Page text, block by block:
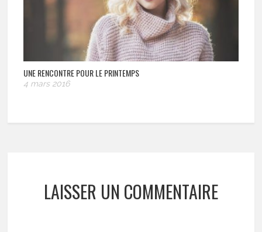
UNE RENCONTRE POUR LE PRINTEMPS
4 mars 2016
LAISSER UN COMMENTAIRE